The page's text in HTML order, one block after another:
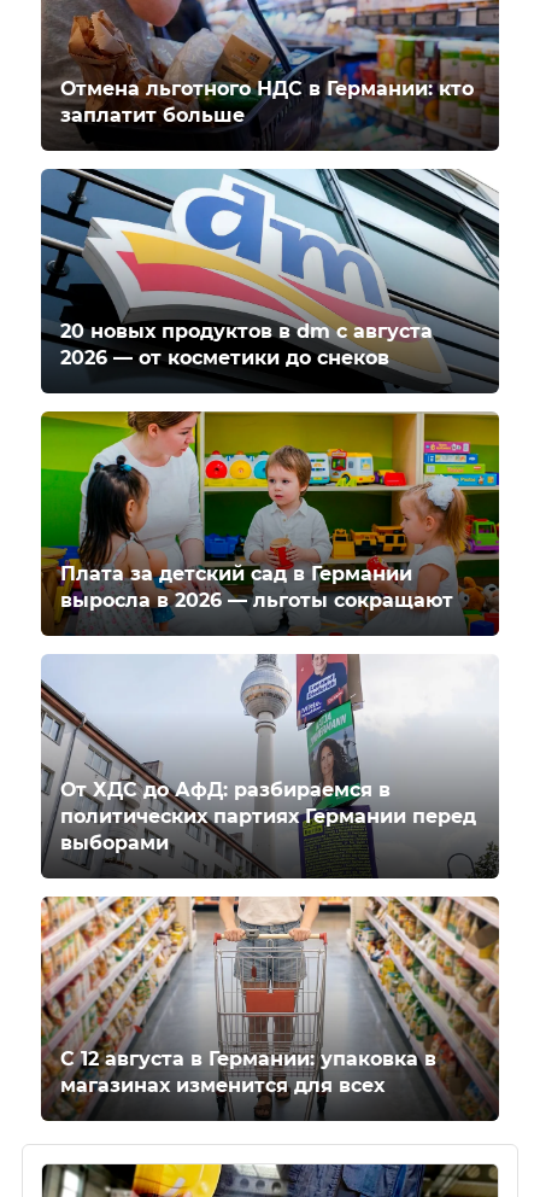
Отмена льготного НДС в Германии: кто
заплатит больше
20 новых продуктов в dm с августа
2026 — от косметики до снеков
Плата за детский сад в Германии
выросла в 2026 — льготы сокращают
От ХДС до АфД: разбираемся в
политических партиях Германии перед
выборами
С 12 августа в Германии: упаковка в
магазинах изменится для всех